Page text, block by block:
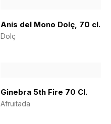
Anís del Mono Dolç, 70 cl.
Dolç
Ginebra 5th Fire 70 Cl.
Afruitada